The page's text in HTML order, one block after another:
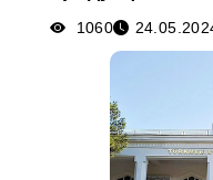
1060